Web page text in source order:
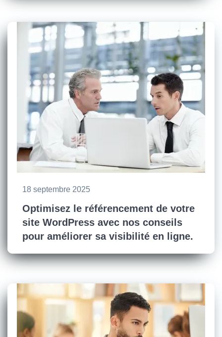
18 septembre 2025
Optimisez le référencement de votre
site WordPress avec nos conseils
pour améliorer sa visibilité en ligne.